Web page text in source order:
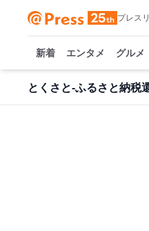
プレス
新着 エンタメ グルメ
とくさと-ふるさと納税